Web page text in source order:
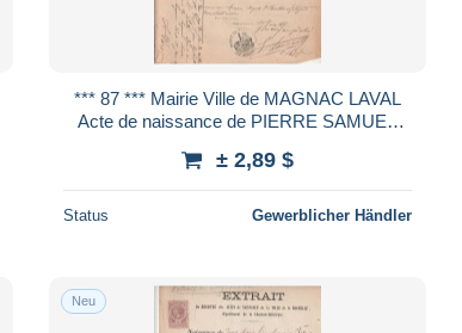
*** 87 *** Mairie Ville de MAGNAC LAVAL
Acte de naissance de PIERRE SAMUEL
± 2,89 $
Status Gewerblicher Händler
Neu